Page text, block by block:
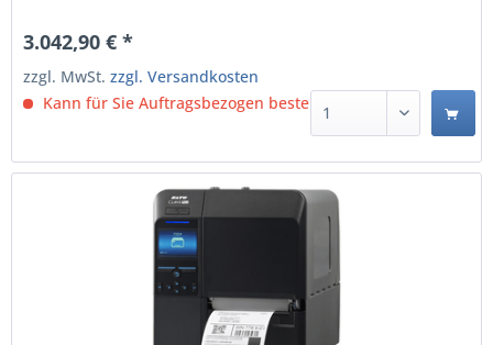
Anschlusstyp: USB Type-A / USB Type-B, Serielle
Schnittstelle: RS-232C. Produktfarbe:...
3.042,90 € *
zzgl. MwSt.zzgl. Versandkosten
Kann für Sie Auftragsbezogen bestellt werden.